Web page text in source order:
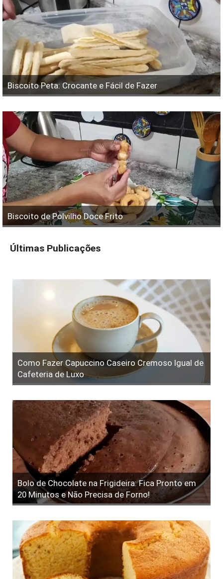
Biscoito Peta: Crocante e Fácil de Fazer
Biscoito de Polvilho Doce Frito
Últimas Publicações
Como Fazer Capuccino Caseiro Cremoso Igual de
Cafeteria de Luxo
Bolo de Chocolate na Frigideira: Fica Pronto em
20 Minutos e Não Precisa de Forno!